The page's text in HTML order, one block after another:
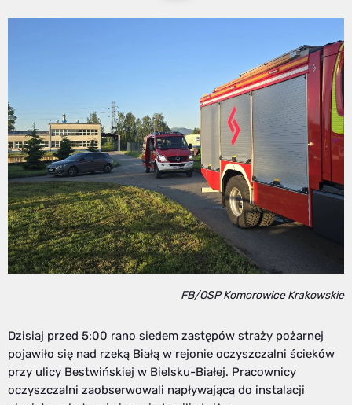
FB/OSP Komorowice Krakowskie
Dzisiaj przed 5:00 rano siedem zastępów straży pożarnej
pojawiło się nad rzeką Białą w rejonie oczyszczalni ścieków
przy ulicy Bestwińskiej w Bielsku-Białej. Pracownicy
oczyszczalni zaobserwowali napływającą do instalacji